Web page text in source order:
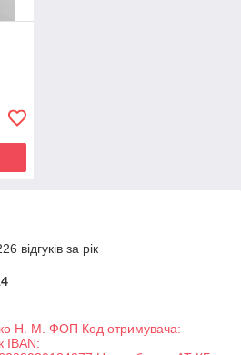
відгуків за рік
Н. М. ФОП Код отримувача:
IBAN: